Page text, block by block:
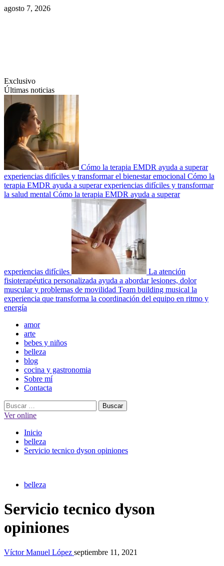
Saltar
agosto 7, 2026
Exclusivo
Últimas noticias
Cómo la terapia EMDR ayuda a superar
experiencias difíciles y transformar el bienestar emocional Cómo la
terapia EMDR ayuda a superar experiencias difíciles y transformar
la salud mental Cómo la terapia EMDR ayuda a superar
experiencias difíciles
La atención
fisioterapéutica personalizada ayuda a abordar lesiones, dolor
muscular y problemas de movilidad Team building musical la
experiencia que transforma la coordinación del equipo en ritmo y
energía
Menú
principal
amor
arte
bebes y niños
belleza
blog
cocina y gastronomia
Sobre mí
Contacta
Buscar:
Ver online
Inicio
belleza
Servicio tecnico dyson opiniones
belleza
Servicio tecnico dyson
opiniones
Víctor Manuel López septiembre 11, 2021